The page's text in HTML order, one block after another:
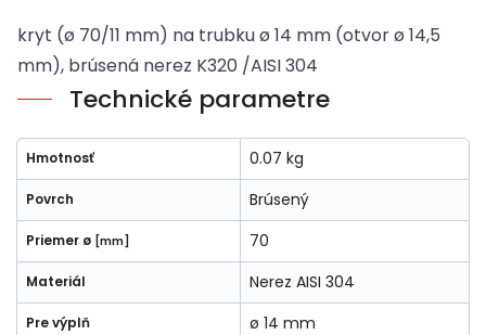
kryt (ø 70/11 mm) na trubku ø 14 mm (otvor ø 14,5
mm), brúsená nerez K320 /AISI 304
Technické parametre
Hmotnosť 0.07 kg
Povrch Brúsený
Priemer ø [mm] 70
Materiál Nerez AISI 304
Pre výplň ø 14 mm